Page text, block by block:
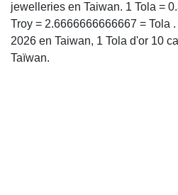
jewelleries en Taiwan. 1 Tola =
Troy = 2.6666666666667 = Tola
2026 en Taiwan, 1 Tola d'or 10
Taïwan.